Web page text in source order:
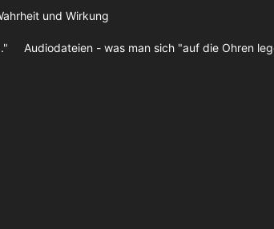
und Wirkung
Audiodateien - was man sich "auf die Ohren